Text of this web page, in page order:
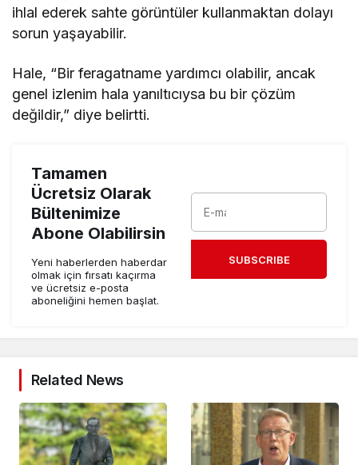
ihlal ederek sahte görüntüler kullanmaktan dolayı
sorun yaşayabilir.
Hale, “Bir feragatname yardımcı olabilir, ancak
genel izlenim hala yanıltıcıysa bu bir çözüm
değildir,” diye belirtti.
Tamamen
Ücretsiz Olarak
Bültenimize
Abone Olabilirsin
Yeni haberlerden haberdar
olmak için fırsatı kaçırma
ve ücretsiz e-posta
aboneliğini hemen başlat.
SUBSCRIBE
Related News